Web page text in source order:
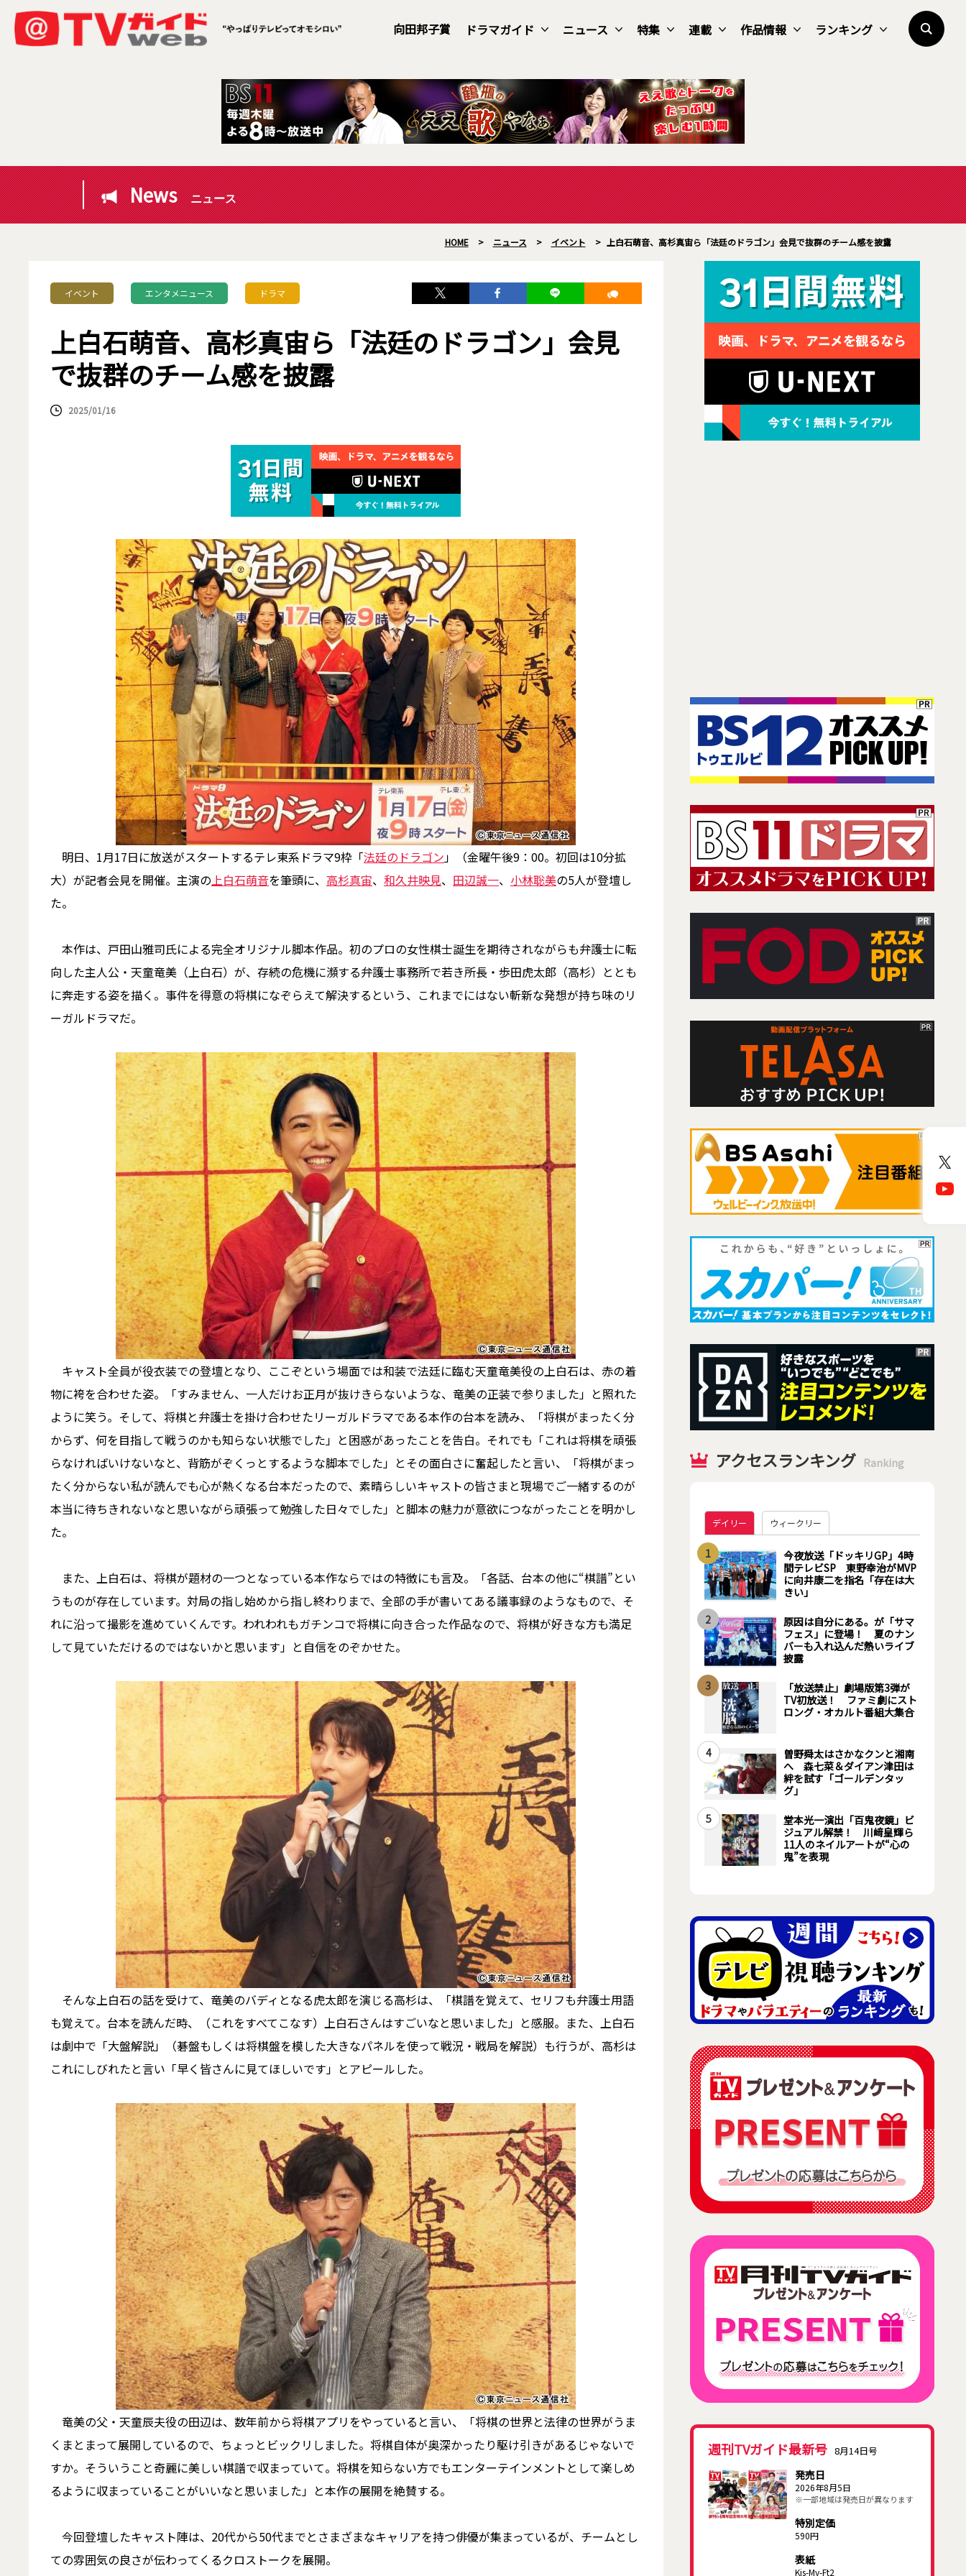
向田邦子賞 ドラマガイド ニュース 特集 連載 作品情報 ランキング
News ニュース
HOME > ニュース > イベント > 上白石萌音、高杉真宙ら「法廷のドラゴン」会見で抜群のチーム感を披露
イベント エンタメニュース ドラマ
上白石萌音、高杉真宙ら「法廷のドラゴン」会見
で抜群のチーム感を披露
2025/01/16
明日、1月17日に放送がスタートするテレ東系ドラマ9枠「法廷のドラゴン」（金曜午後9：00。初回は10分拡
大）が記者会見を開催。主演の上白石萌音を筆頭に、 高杉真宙、 和久井映見、 田辺誠一、 小林聡美の5人が登壇し
た。
本作は、戸田山雅司氏による完全オリジナル脚本作品。初のプロの女性棋士誕生を期待されながらも弁護士に転
向した主人公・天童竜美（上白石）が、存続の危機に瀕する弁護士事務所で若き所長・歩田虎太郎（高杉）ととも
に奔走する姿を描く。事件を得意の将棋になぞらえて解決するという、これまでにはない斬新な発想が持ち味のリ
ーガルドラマだ。
キャスト全員が役衣装での登壇となり、ここぞという場面では和装で法廷に臨む天童竜美役の上白石は、赤の着
物に袴を合わせた姿。「すみません、一人だけお正月が抜けきらないような、竜美の正装で参りました」と照れた
ように笑う。そして、将棋と弁護士を掛け合わせたリーガルドラマである本作の台本を読み、「将棋がまったく分
からず、何を目指して戦うのかも知らない状態でした」と困惑があったことを告白。それでも「これは将棋を頑張
らなければいけないなと、背筋がぞくっとするような脚本でした」とその面白さに奮起したと言い、「将棋がまっ
たく分からない私が読んでも心が熱くなる台本だったので、素晴らしいキャストの皆さまと現場でご一緒するのが
本当に待ちきれないなと思いながら頑張って勉強した日々でした」と脚本の魅力が意欲につながったことを明かし
た。
また、上白石は、将棋が題材の一つとなっている本作ならではの特徴にも言及。「各話、台本の他に“棋譜”とい
うものが存在しています。対局の指し始めから指し終わりまで、全部の手が書いてある議事録のようなもので、そ
れに沿って撮影を進めていくんです。われわれもガチンコで将棋に向き合った作品なので、将棋が好きな方も満足
して見ていただけるのではないかと思います」と自信をのぞかせた。
そんな上白石の話を受けて、竜美のバディとなる虎太郎を演じる高杉は、「棋譜を覚えて、セリフも弁護士用語
も覚えて。台本を読んだ時、（これをすべてこなす）上白石さんはすごいなと思いました」と感服。また、上白石
は劇中で「大盤解説」（碁盤もしくは将棋盤を模した大きなパネルを使って戦況・戦局を解説）も行うが、高杉は
これにしびれたと言い「早く皆さんに見てほしいです」とアピールした。
竜美の父・天童辰夫役の田辺は、数年前から将棋アプリをやっていると言い、「将棋の世界と法律の世界がうま
くまとまって展開しているので、ちょっとビックリしました。将棋自体が奥深かったり駆け引きがあるじゃないで
すか。そういうこと奇麗に美しい棋譜で収まっていて。将棋を知らない方でもエンターテインメントとして楽しめ
るように収まっていることがいいなと思いました」と本作の展開を絶賛する。
今回登壇したキャスト陣は、20代から50代までとさまざまなキャリアを持つ俳優が集まっているが、チームとし
ての雰囲気の良さが伝わってくるクロストークを展開。
アクセスランキング Ranking
デイリー ウィークリー
1
今夜放送「ドッキリGP」4時
間テレビSP 東野幸治がMVP
に向井康二を指名「存在は大
きい」
2
原因は自分にある。が「サマ
フェス」に登場！ 夏のナン
バーも入れ込んだ熱いライブ
披露
3
「放送禁止」劇場版第3弾が
TV初放送！ ファミ劇にスト
ロング・オカルト番組大集合
4
曽野舜太はさかなクンと湘南
へ 森七菜＆ダイアン津田は
絆を試す「ゴールデンタッ
グ」
5
堂本光一演出「百鬼夜鏡」ビ
ジュアル解禁！ 川﨑皇輝ら
11人のネイルアートが“心の
鬼”を表現
週刊TVガイド最新号 8月14日号
発売日
2026年8月5日
※一部地域は発売日が異なります
特別定価
590円
表紙
Kis-My-Ft2